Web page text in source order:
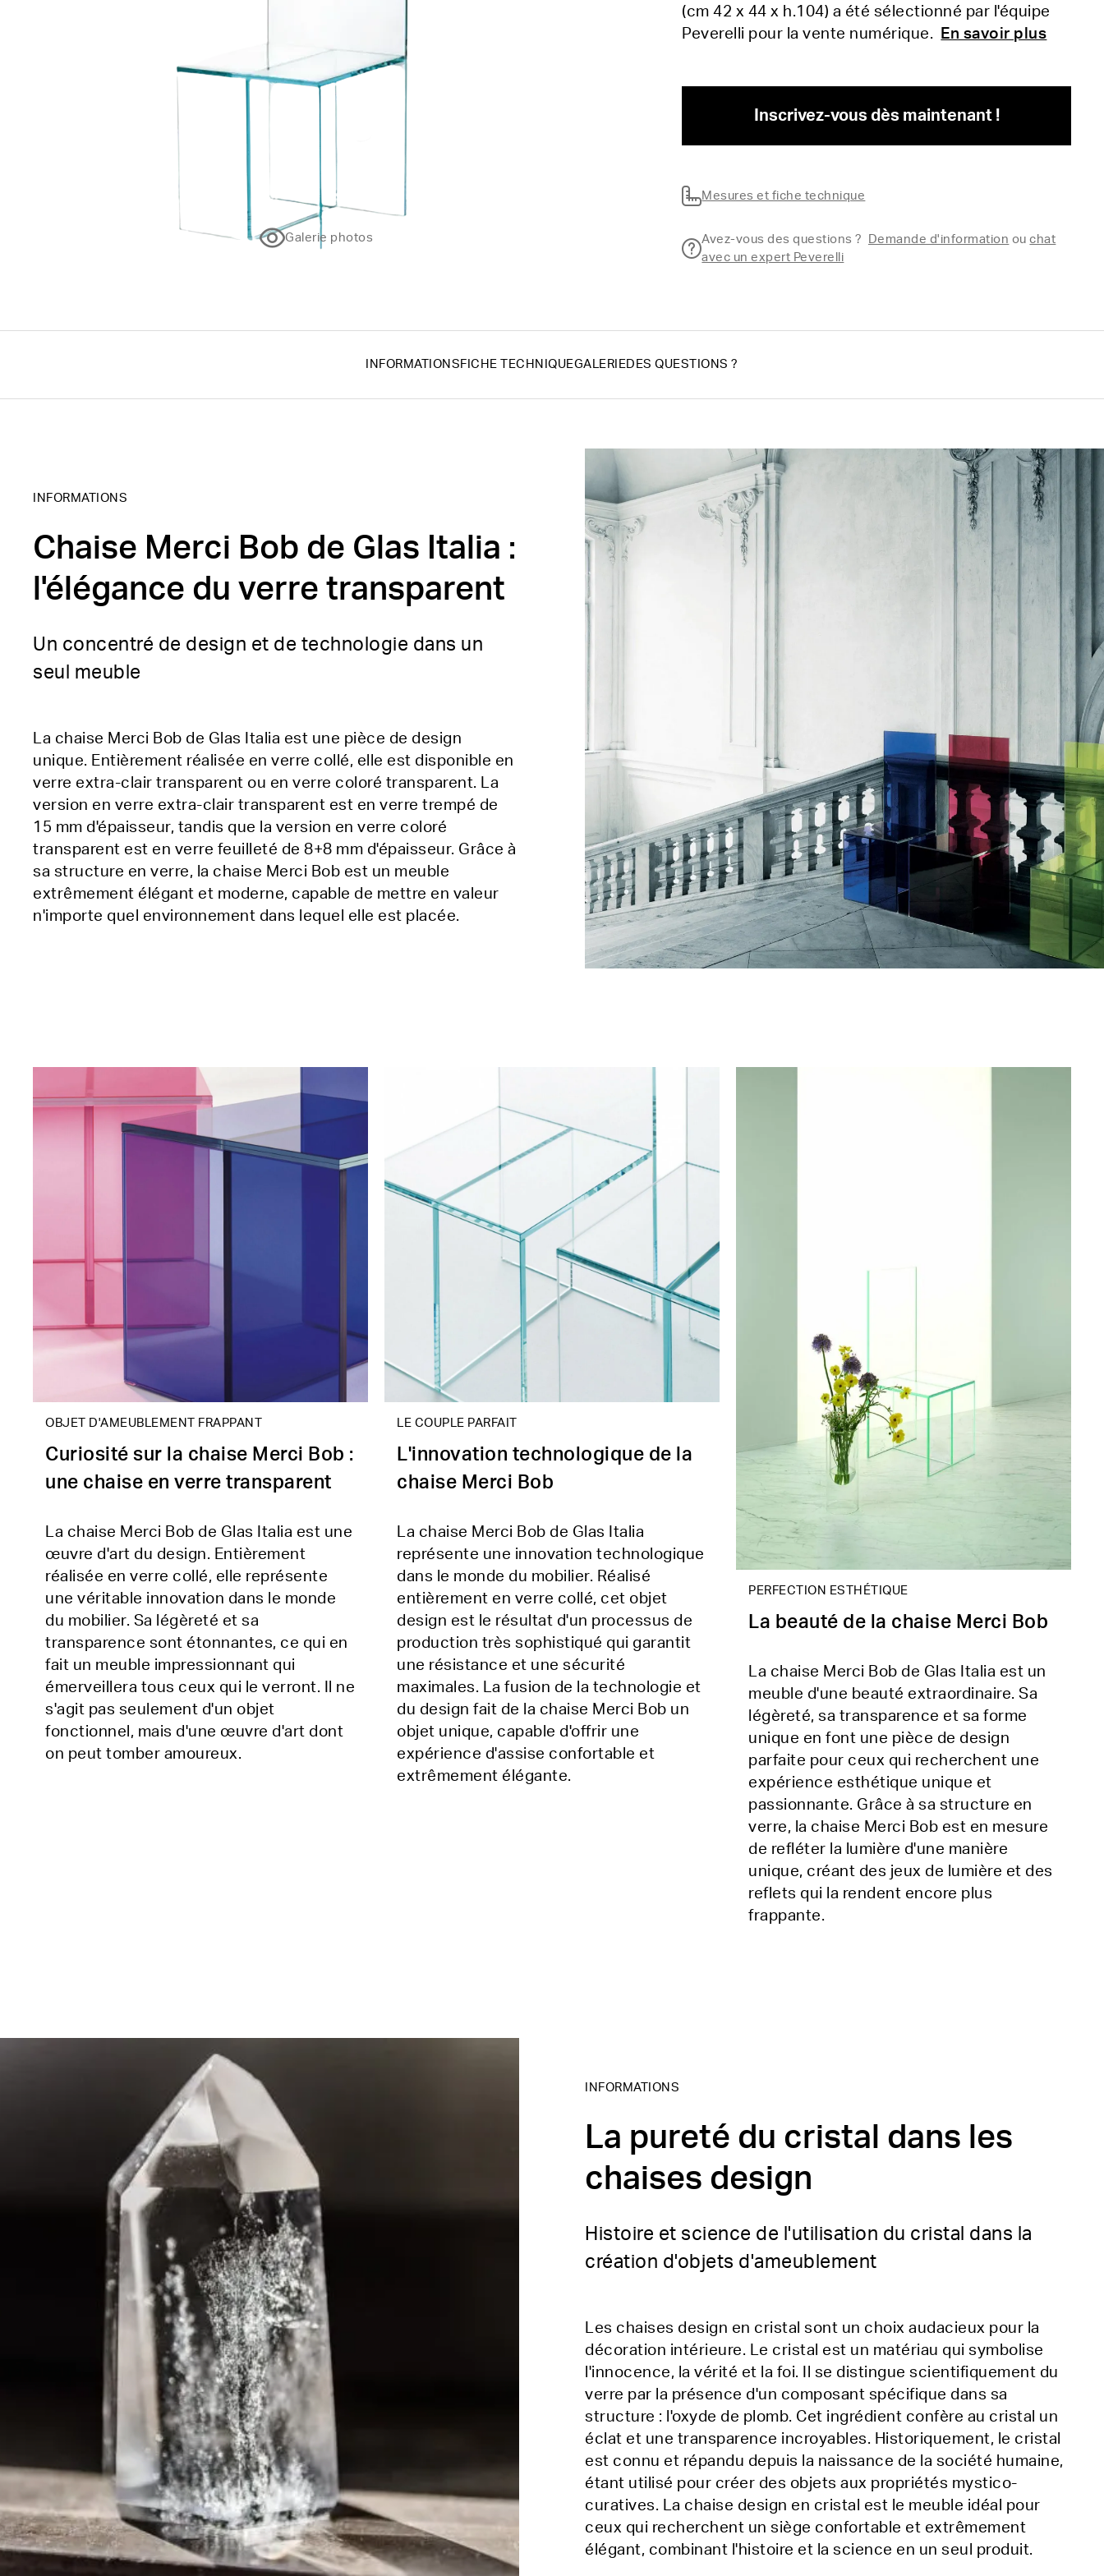
Galerie photos
(cm 42 x 44 x h.104) a été sélectionné par l'équipe
Peverelli pour la vente numérique.
En savoir plus
Inscrivez-vous dès maintenant !
Mesures et fiche technique
Avez-vous des questions ? Demande d'information ouchat
avec un expert Peverelli
INFORMATIONS FICHE TECHNIQUEGALERIEDES QUESTIONS ?
INFORMATIONS
Chaise Merci Bob de Glas Italia :
l'élégance du verre transparent
Un concentré de design et de technologie dans un
seul meuble
La chaise Merci Bob de Glas Italia est une pièce de design
unique. Entièrement réalisée en verre collé, elle est disponible en
verre extra-clair transparent ou en verre coloré transparent. La
version en verre extra-clair transparent est en verre trempé de
15 mm d'épaisseur, tandis que la version en verre coloré
transparent est en verre feuilleté de 8+8 mm d'épaisseur. Grâce à
sa structure en verre, la chaise Merci Bob est un meuble
extrêmement élégant et moderne, capable de mettre en valeur
n'importe quel environnement dans lequel elle est placée.
OBJET D'AMEUBLEMENT FRAPPANT
Curiosité sur la chaise Merci Bob :
une chaise en verre transparent
La chaise Merci Bob de Glas Italia est une
œuvre d'art du design. Entièrement
réalisée en verre collé, elle représente
une véritable innovation dans le monde
du mobilier. Sa légèreté et sa
transparence sont étonnantes, ce qui en
fait un meuble impressionnant qui
émerveillera tous ceux qui le verront. Il ne
s'agit pas seulement d'un objet
fonctionnel, mais d'une œuvre d'art dont
on peut tomber amoureux.
LE COUPLE PARFAIT
L'innovation technologique de la
chaise Merci Bob
La chaise Merci Bob de Glas Italia
représente une innovation technologique
dans le monde du mobilier. Réalisé
entièrement en verre collé, cet objet
design est le résultat d'un processus de
production très sophistiqué qui garantit
une résistance et une sécurité
maximales. La fusion de la technologie et
du design fait de la chaise Merci Bob un
objet unique, capable d'offrir une
expérience d'assise confortable et
extrêmement élégante.
PERFECTION ESTHÉTIQUE
La beauté de la chaise Merci Bob
La chaise Merci Bob de Glas Italia est un
meuble d'une beauté extraordinaire. Sa
légèreté, sa transparence et sa forme
unique en font une pièce de design
parfaite pour ceux qui recherchent une
expérience esthétique unique et
passionnante. Grâce à sa structure en
verre, la chaise Merci Bob est en mesure
de refléter la lumière d'une manière
unique, créant des jeux de lumière et des
reflets qui la rendent encore plus
frappante.
INFORMATIONS
La pureté du cristal dans les
chaises design
Histoire et science de l'utilisation du cristal dans la
création d'objets d'ameublement
Les chaises design en cristal sont un choix audacieux pour la
décoration intérieure. Le cristal est un matériau qui symbolise
l'innocence, la vérité et la foi. Il se distingue scientifiquement du
verre par la présence d'un composant spécifique dans sa
structure : l'oxyde de plomb. Cet ingrédient confère au cristal un
éclat et une transparence incroyables. Historiquement, le cristal
est connu et répandu depuis la naissance de la société humaine,
étant utilisé pour créer des objets aux propriétés mystico-
curatives. La chaise design en cristal est le meuble idéal pour
ceux qui recherchent un siège confortable et extrêmement
élégant, combinant l'histoire et la science en un seul produit.